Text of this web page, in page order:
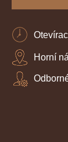
Horní